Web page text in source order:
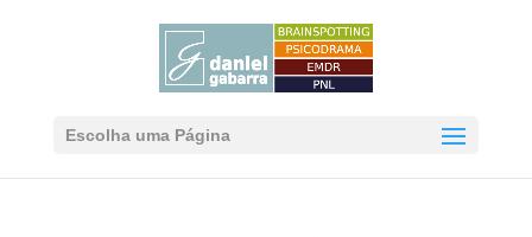
Escolha uma Página